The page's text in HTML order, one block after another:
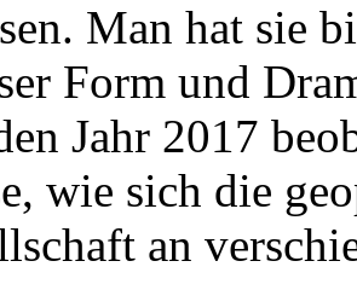
Man hat sie
Form und
Jahr 2017
wie sich die
an